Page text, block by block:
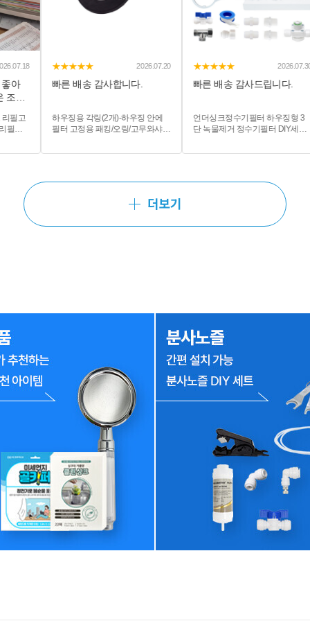
고
고
★★★★★ 2026.07.20
빠른 배송 감사합니다.
하우징용 각링(2개)-하우징 안에
필터 고정용 패킹/오링/고무와샤/
5mm
★★★★★ 2026.07.30
빠른 배송 감사드립니다.
언더싱크정수기필터 하우징형 3
단 녹물제거 정수기필터 DIY세트
더보기